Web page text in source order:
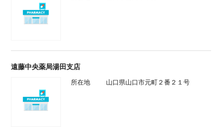
遠藤中央薬局湯田支店
所在地 山口県山口市元町２番２１号